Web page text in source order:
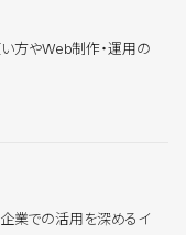
方やWeb制作・運用の
業での活用を深めるイ